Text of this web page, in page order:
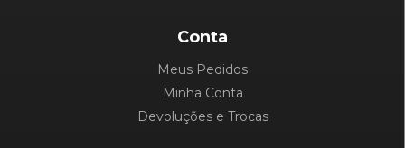
Conta
Meus Pedidos
Minha Conta
Devoluções e Trocas